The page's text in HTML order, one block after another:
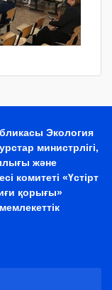
Экология
министрлігі,
және
комитеті «Үстірт
қорығы»